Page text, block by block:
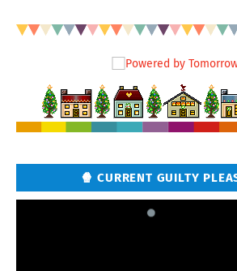
🍿 CURRENT GUILTY